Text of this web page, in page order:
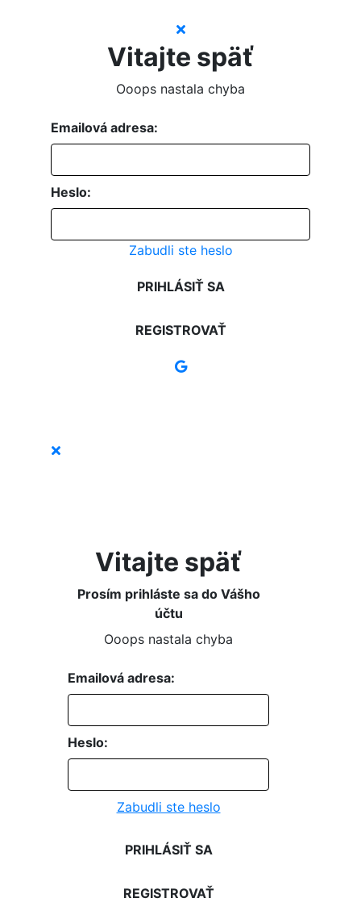
Vitajte späť
Ooops nastala chyba
Emailová adresa:
Heslo:
Zabudli ste heslo
PRIHLÁSIŤ SA
REGISTROVAŤ
Vitajte späť
Prosím prihláste sa do Vášho
účtu
Ooops nastala chyba
Emailová adresa:
Heslo:
Zabudli ste heslo
PRIHLÁSIŤ SA
REGISTROVAŤ